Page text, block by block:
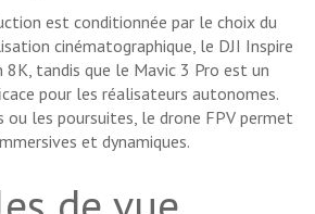
est conditionnée par le choix du
cinématographique, le DJI Inspire
tandis que le Mavic 3 Pro est un
pour les réalisateurs autonomes.
ou les poursuites, le drone FPV permet
et dynamiques.